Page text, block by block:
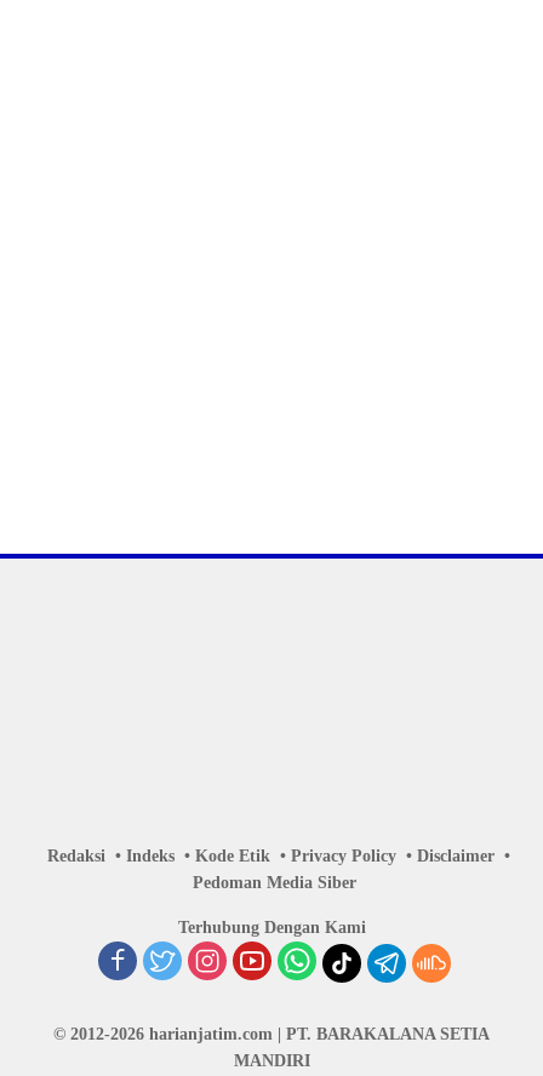
Redaksi Indeks Kode Etik Privacy Policy
Disclaimer
Pedoman Media Siber
Terhubung Dengan Kami
© 2012-2026 harianjatim.com | PT. BARAKALANA SETIA
MANDIRI